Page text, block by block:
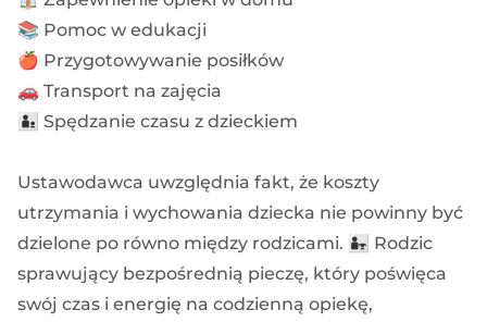
📚 Pomoc w edukacji
🍎 Przygotowywanie posiłków
🚗 Transport na zajęcia
👨‍👦 Spędzanie czasu z dzieckiem
Ustawodawca uwzględnia fakt, że koszty
utrzymania i wychowania dziecka nie powinny być
dzielone po równo między rodzicami. 👨‍👧 Rodzic
sprawujący bezpośrednią pieczę, który poświęca
swój czas i energię na codzienną opiekę,